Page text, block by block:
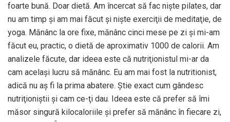
foarte bună. Doar dietă. Am încercat să fac nişte pilates, dar
nu am timp şi am mai făcut şi nişte exerciţii de meditaţie, de
yoga. Mănânc la ore fixe, mănânc cinci mese pe zi şi mi-am
făcut eu, practic, o dietă de aproximativ 1000 de calorii. Am
analizele făcute, dar ideea este că nutriţionistul mi-ar da
cam acelaşi lucru să mănânc. Eu am mai fost la nutritionist,
adică nu aş fi la prima abatere. Ştie exact cum gândesc
nutriţioniştii şi cam ce-ţi dau. Ideea este că prefer să îmi
măsor singură kilocaloriile şi prefer să mănânc în fiecare zi,